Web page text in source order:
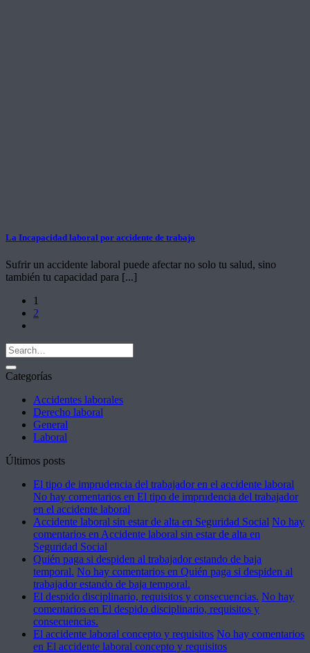
La Incapacidad laboral por accidente de trabajo
Sufrir un accidente laboral puede afectar no solo tu salud, sino
también tu capacidad para [...]
1
2
Categorías
Accidentes laborales
Derecho laboral
General
Laboral
Últimos posts
El tipo de imprudencia del trabajador en el accidente laboral
No hay comentarios en El tipo de imprudencia del trabajador
en el accidente laboral
Accidente laboral sin estar de alta en Seguridad Social No hay
comentarios en Accidente laboral sin estar de alta en
Seguridad Social
Quién paga si despiden al trabajador estando de baja
temporal. No hay comentarios en Quién paga si despiden al
trabajador estando de baja temporal.
El despido disciplinario, requisitos y consecuencias. No hay
comentarios en El despido disciplinario, requisitos y
consecuencias.
El accidente laboral concepto y requisitos No hay comentarios
en El accidente laboral concepto y requisitos